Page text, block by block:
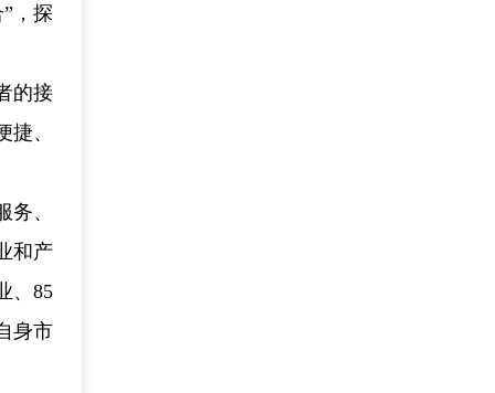
，探
的接
、
、
和产
、85
身市